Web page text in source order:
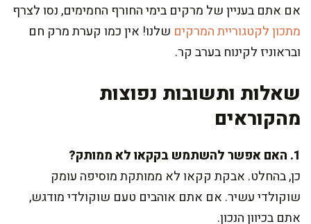
אם אתם בעניין של מרקים בימי החורף החמימים, נסו לצרף
מתכון לקטגוריית המרקים שלנו! אין כמו קערת מרק חם
ובראוניז לקינוח בערב קר.
שאלות ותשובות נפוצות
מהקוראים
1. האם אפשר להשתמש בקקאו לא ממותק?
כן, בהחלט. אבקת קקאו לא ממותקת מוסיפה עומק
שוקולדי עשיר. אם אתם אוהבים טעם שוקולדי מודגש,
אתם בכיוון הנכון.